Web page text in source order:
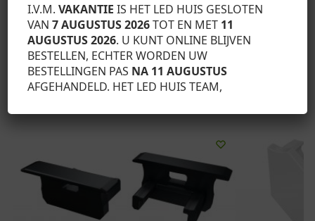
SKU: 12-0964-00
Categorie: Lumines profiel eindkappen
I.V.M.VAKANTIE IS HET LED HUIS GESLOTEN
VAN7 AUGUSTUS 2026TOT EN MET 11
AUGUSTUS 2026. U KUNT ONLINE BLIJVEN
BESTELLEN, ECHTER WORDEN UW
BESTELLINGEN PAS NA 11 AUGUSTUS
AFGEHANDELD. HET LED HUIS TEAM,